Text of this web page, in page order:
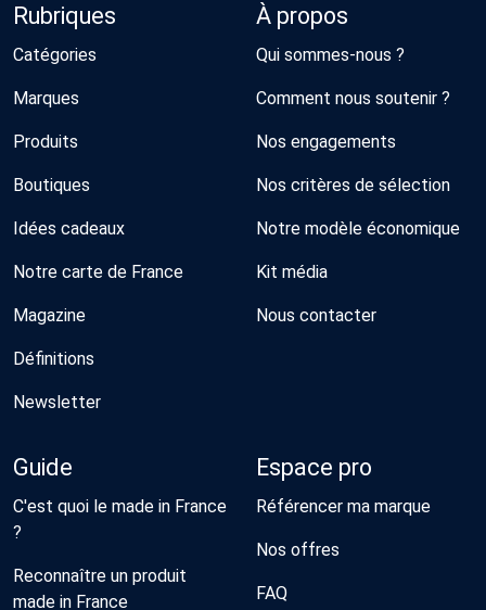
Rubriques
Catégories
Marques
Produits
Boutiques
Idées cadeaux
Notre carte de France
Magazine
Définitions
Newsletter
À propos
Qui sommes-nous ?
Comment nous soutenir ?
Nos engagements
Nos critères de sélection
Notre modèle économique
Kit média
Nous contacter
Guide
C'est quoi le made in France
?
Reconnaître un produit
made in France
Espace pro
Référencer ma marque
Nos offres
FAQ